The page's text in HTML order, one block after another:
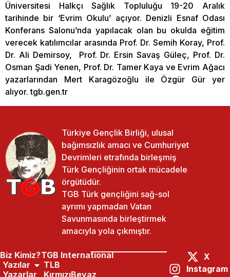
Üniversitesi Halkçı Sağlık Topluluğu 19-20 Aralık
tarihinde bir ‘Evrim Okulu’ açıyor. Denizli Esnaf Odası
Konferans Salonu’nda yapılacak olan bu okulda eğitim
verecek katılımcılar arasında Prof. Dr. Semih Koray, Prof.
Dr. Ali Demirsoy, Prof. Dr. Ersin Savaş Güleç, Prof. Dr.
Osman Şadi Yenen, Prof. Dr. Tamer Kaya ve Evrim Ağacı
yazarlarından Mert Karagözoğlu ile Özgür Gür yer
alıyor. tgb.gen.tr
Türkiye Gençlik Birliği, ulusal
bağımsızlık amacı ve Cumhuriyet
Devrimleri etrafında birleşmiş
Türk Gençliğinin ortak mücadele
örgütüdür.
TGB Türk gençliğini sağ-sol
ayrımı yapmadan Vatan
Savunmasında birleştirmek
amacıyla yola çıkmıştır.
Biz Kimiz?
Yazılar
Yazarlar
TGB International
TLB
KırmızıBeyaz
X
Instagram